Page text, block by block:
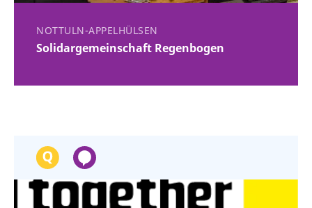
NOTTULN-APPELHÜLSEN
Solidargemeinschaft Regenbogen